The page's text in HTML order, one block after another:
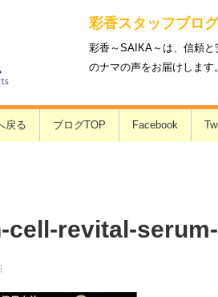
彩香スタッフブログ
彩香～SAIKA～は、信頼
のナマの声をお届けします
戻る ブログTOP Facebook
cell-revital-